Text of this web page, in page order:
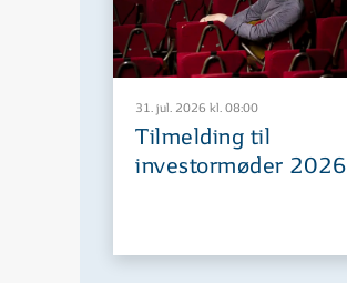
31. jul. 2026 kl. 08:00
Tilmelding til
investormøder 2026